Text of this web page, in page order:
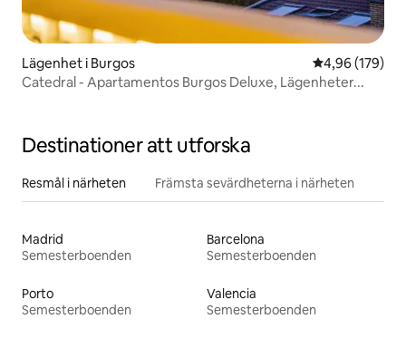
Lägenhet i Burgos 4,96 av 5 i
4,96 (179)
Catedral - Apartamentos Burgos Deluxe, Lägenheter...
Destinationer att utforska
Resmål i närheten Främsta sevärdheterna i närheten
Madrid
Semesterboenden
Barcelona
Semesterboenden
Porto
Semesterboenden
Valencia
Semesterboenden